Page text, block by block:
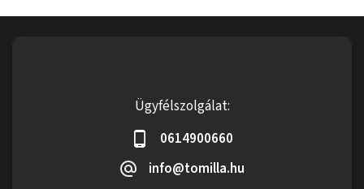
Ügyfélszolgálat:
0614900660
info@tomilla.hu